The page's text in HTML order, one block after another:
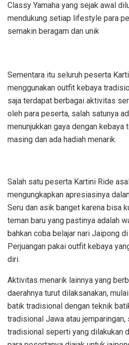
Classy Yamaha yang sejak awal
mendukung setiap lifestyle para
semakin beragam dan unik
Sementara itu seluruh peserta
menggunakan outfit kebaya
saja terdapat berbagai aktivitas
oleh para peserta, salah satunya
menunjukkan gaya dengan kebaya
masing dan ada hadiah menarik.
Salah satu peserta Kartini Ride
mengungkapkan apresiasinya
Seru dan asik banget karena bisa
teman baru yang pastinya adalah
bahkan coba belajar nari Jaipong
Perjuangan pakai outfit kebaya
diri.
Aktivitas menarik lainnya yang
daerahnya turut dilaksanakan,
batik tradisional dengan teknik
tradisional Jawa atau
tradisional seperti yang dilakukan